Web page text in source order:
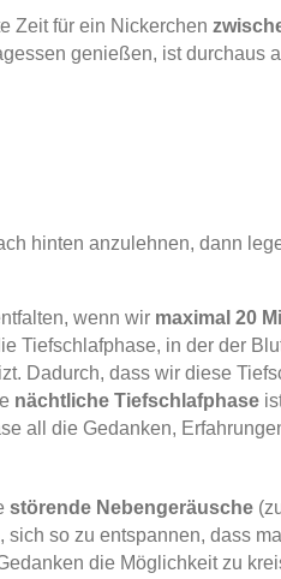
Zeit für ein Nickerchen
genießen, ist durchaus
hinten anzulehnen, dann
wenn wir maximal 20
Tiefschlafphase, in der der
Dadurch, dass wir diese
nächtliche Tiefschlafphase
all die Gedanken,
störende Nebengeräusche
sich so zu entspannen, dass
die Möglichkeit zu